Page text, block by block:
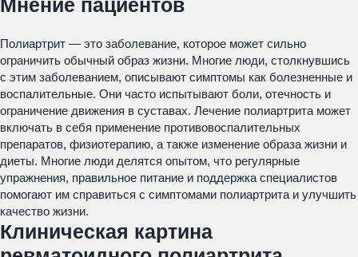
Мнение пациентов
Полиартрит — это заболевание, которое может сильно
ограничить обычный образ жизни. Многие люди, столкнувшись
с этим заболеванием, описывают симптомы как болезненные и
воспалительные. Они часто испытывают боли, отечность и
ограничение движения в суставах. Лечение полиартрита может
включать в себя применение противовоспалительных
препаратов, физиотерапию, а также изменение образа жизни и
диеты. Многие люди делятся опытом, что регулярные
упражнения, правильное питание и поддержка специалистов
помогают им справиться с симптомами полиартрита и улучшить
качество жизни.
Клиническая картина